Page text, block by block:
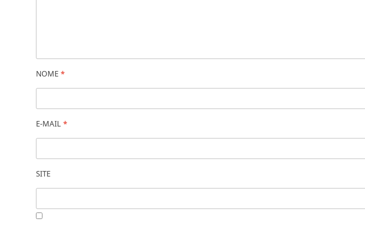
NOME *
E-MAIL *
SITE